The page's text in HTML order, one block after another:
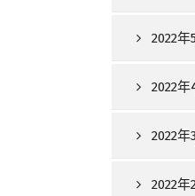
2022年
2022年
2022年
2022年